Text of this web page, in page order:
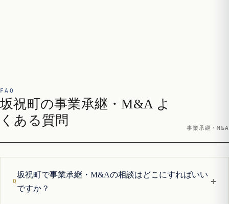
FAQ
坂祝町の事業承継・M&A よ
くある質問
事業承継・M&A
坂祝町で事業承継・M&Aの相談はどこにすればいい
ですか？
+